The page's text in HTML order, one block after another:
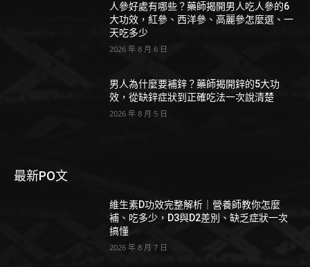
人參好處有哪些？藥師揭開男人吃人參的6
大功效，紅參、西洋參、高麗參怎麼選、一
天吃多少
2026 年 8 月 6 日
男人為什麼要補鋅？藥師揭開鋅的5大功
效，從缺鋅症狀到正確吃法一次說清楚
2026 年 8 月 5 日
最新PO文
維生素D功效完整解析｜營養師教你怎麼
補、吃多少，D3與D2差別、缺乏症狀一次
搞懂
2026 年 8 月 7 日